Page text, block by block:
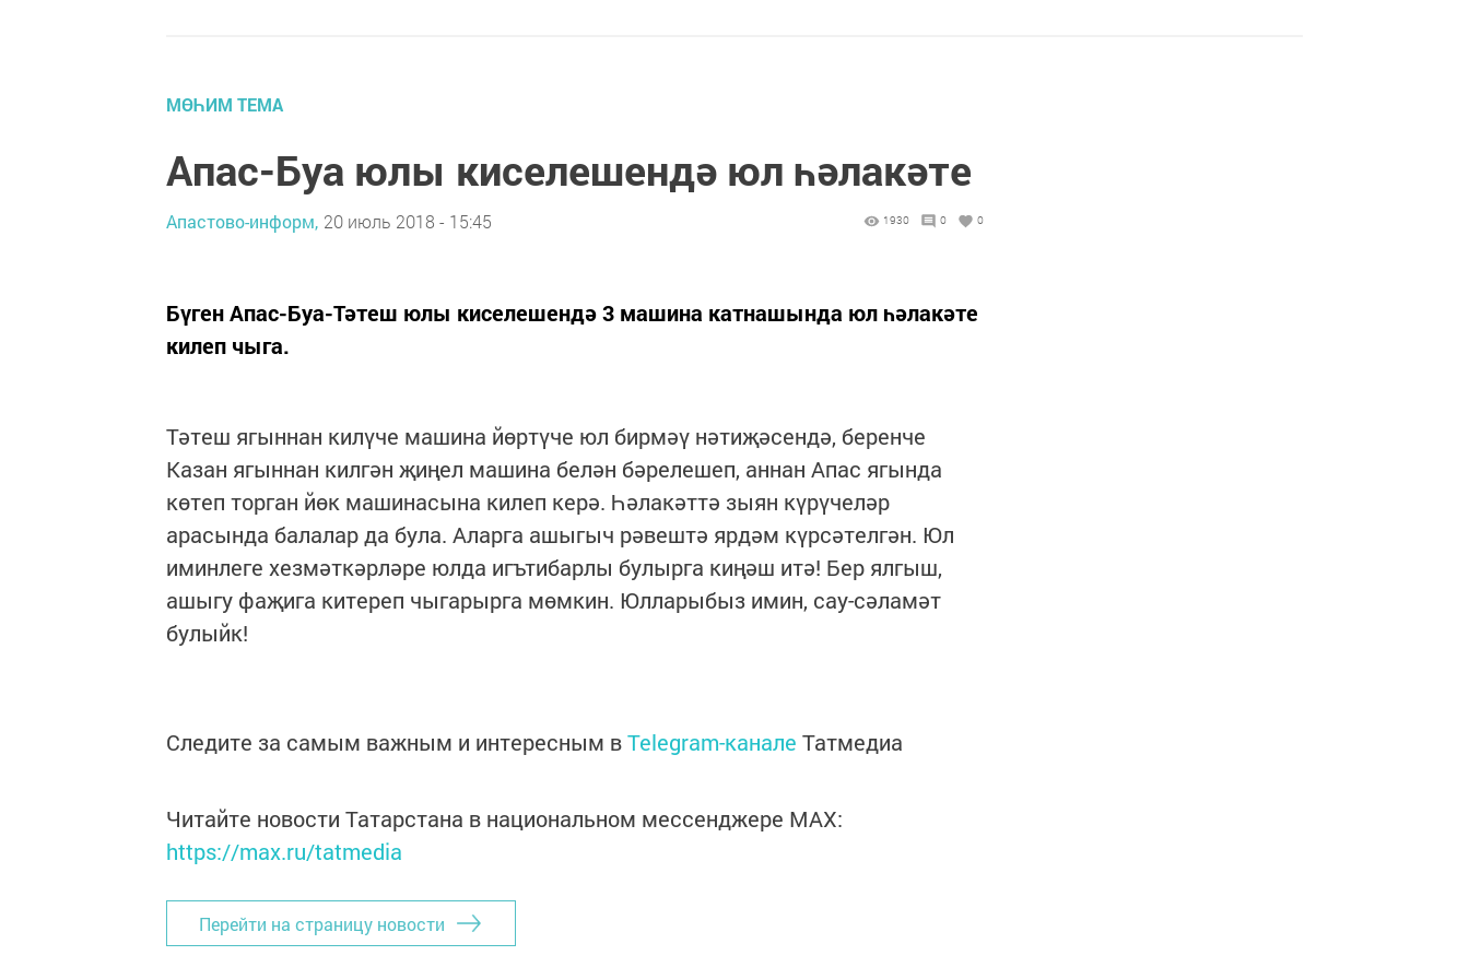
МӨҺИМ ТЕМА
Апас-Буа юлы киселешендә юл һәлакәте
Апастово-информ, 20 июль 2018 - 15:45 1930 0 0
Бүген Апас-Буа-Тәтеш юлы киселешендә 3 машина катнашында юл һәлакәте
килеп чыга.
Тәтеш ягыннан килүче машина йөртүче юл бирмәү нәтиҗәсендә, беренче
Казан ягыннан килгән җиңел машина белән бәрелешеп, аннан Апас ягында
көтеп торган йөк машинасына килеп керә. Һәлакәттә зыян күрүчеләр
арасында балалар да була. Аларга ашыгыч рәвештә ярдәм күрсәтелгән. Юл
иминлеге хезмәткәрләре юлда игътибарлы булырга киңәш итә! Бер ялгыш,
ашыгу фаҗига китереп чыгарырга мөмкин. Юлларыбыз имин, сау-сәламәт
булыйк!
Следите за самым важным и интересным вTelegram-канале Татмедиа
Читайте новости Татарстана в национальном мессенджере MАХ:
https://max.ru/tatmedia
Перейти на страницу новости